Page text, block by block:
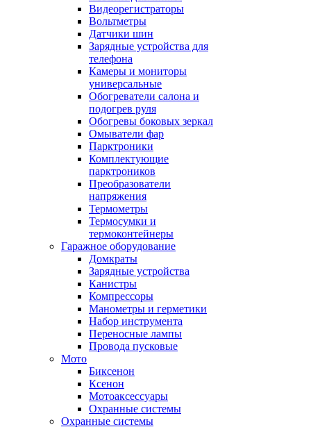
Видеорегистраторы
Вольтметры
Датчики шин
Зарядные устройства для
телефона
Камеры и мониторы
универсальные
Обогреватели салона и
подогрев руля
Обогревы боковых зеркал
Омыватели фар
Парктроники
Комплектующие
парктроников
Преобразователи
напряжения
Термометры
Термосумки и
термоконтейнеры
Гаражное оборудование
Домкраты
Зарядные устройства
Канистры
Компрессоры
Манометры и герметики
Набор инструмента
Переносные лампы
Провода пусковые
Мото
Биксенон
Ксенон
Мотоаксессуары
Охранные системы
Охранные системы